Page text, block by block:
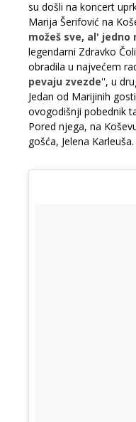
su došli na koncert
Marija Šerifović na
možeš sve, al' jedno
legendarni Zdravko
obradila u najvećem
pevaju zvezde'', u
Jedan od Marijinih
ovogodišnji pobednik
Pored njega, na
gošća, Jelena Karleuša.